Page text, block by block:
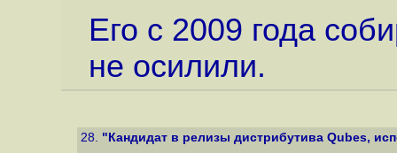
Его с 2009 года
не осилили.
28. "Кандидат в релизы дистрибутива Qubes,